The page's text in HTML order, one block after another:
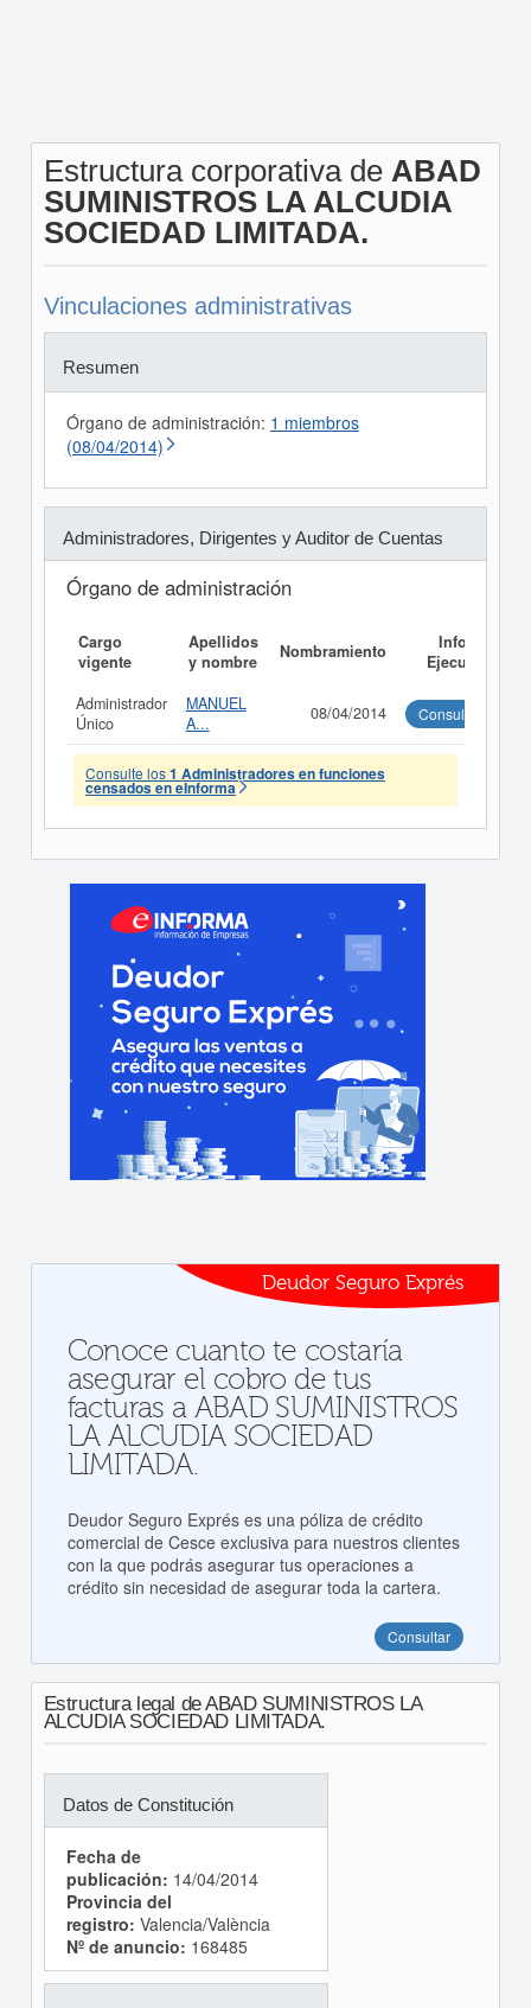
Estructura corporativa de ABAD
SUMINISTROS LA ALCUDIA
SOCIEDAD LIMITADA.
Vinculaciones administrativas
Resumen
Órgano de administración: 1 miembros
(08/04/2014)
Administradores, Dirigentes y Auditor de Cuentas
Órgano de administración
Cargo
vigente
Apellidos
y nombre
Nombramiento
Informe
Ejecutivo
Administrador
Único
MANUEL
A...
08/04/2014 Consultar
Consulte los1 Administradores en funciones
censados en eInforma
Deudor Seguro Exprés
Conoce cuanto te costaría
asegurar el cobro de tus
facturas a ABAD SUMINISTROS
LA ALCUDIA SOCIEDAD
LIMITADA.
Deudor Seguro Exprés es una póliza de crédito
comercial de Cesce exclusiva para nuestros clientes
con la que podrás asegurar tus operaciones a
crédito sin necesidad de asegurar toda la cartera.
Consultar
Estructura legal de ABAD SUMINISTROS LA
ALCUDIA SOCIEDAD LIMITADA.
Datos de Constitución
Fecha de
publicación: 14/04/2014
Provincia del
registro: Valencia/València
Nº de anuncio: 168485